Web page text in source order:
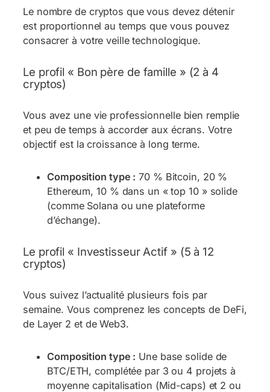
Le nombre de cryptos que vous devez détenir
est proportionnel au temps que vous pouvez
consacrer à votre veille technologique.
Le profil « Bon père de famille » (2 à 4
cryptos)
Vous avez une vie professionnelle bien remplie
et peu de temps à accorder aux écrans. Votre
objectif est la croissance à long terme.
Composition type : 70 % Bitcoin, 20 %
Ethereum, 10 % dans un « top 10 » solide
(comme Solana ou une plateforme
d’échange).
Le profil « Investisseur Actif » (5 à 12
cryptos)
Vous suivez l’actualité plusieurs fois par
semaine. Vous comprenez les concepts de DeFi,
de Layer 2 et de Web3.
Composition type : Une base solide de
BTC/ETH, complétée par 3 ou 4 projets à
moyenne capitalisation (Mid-caps) et 2 ou